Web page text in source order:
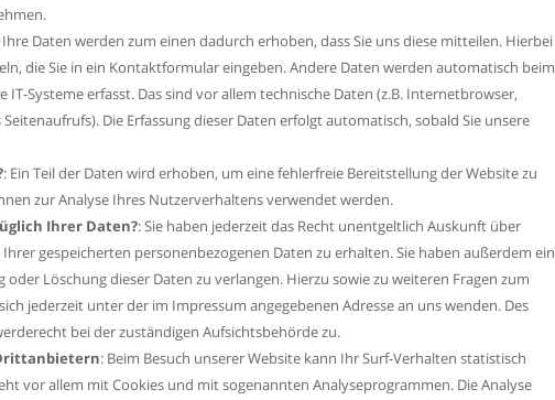
Ihre Daten werden zum einen dadurch erhoben, dass Sie uns diese mitteilen. Hierbei
die Sie in ein Kontaktformular eingeben. Andere Daten werden automatisch beim
IT-Systeme erfasst. Das sind vor allem technische Daten (z.B. Internetbrowser,
Die Erfassung dieser Daten erfolgt automatisch, sobald Sie unsere
: Ein Teil der Daten wird erhoben, um eine fehlerfreie Bereitstellung der Website zu
zur Analyse Ihres Nutzerverhaltens verwendet werden.
Ihrer Daten?: Sie haben jederzeit das Recht unentgeltlich Auskunft über
gespeicherten personenbezogenen Daten zu erhalten. Sie haben außerdem ein
oder Löschung dieser Daten zu verlangen. Hierzu sowie zu weiteren Fragen zum
jederzeit unter der im Impressum angegebenen Adresse an uns wenden. Des
bei der zuständigen Aufsichtsbehörde zu.
: Beim Besuch unserer Website kann Ihr Surf-Verhalten statistisch
vor allem mit Cookies und mit sogenannten Analyseprogrammen. Die Analyse